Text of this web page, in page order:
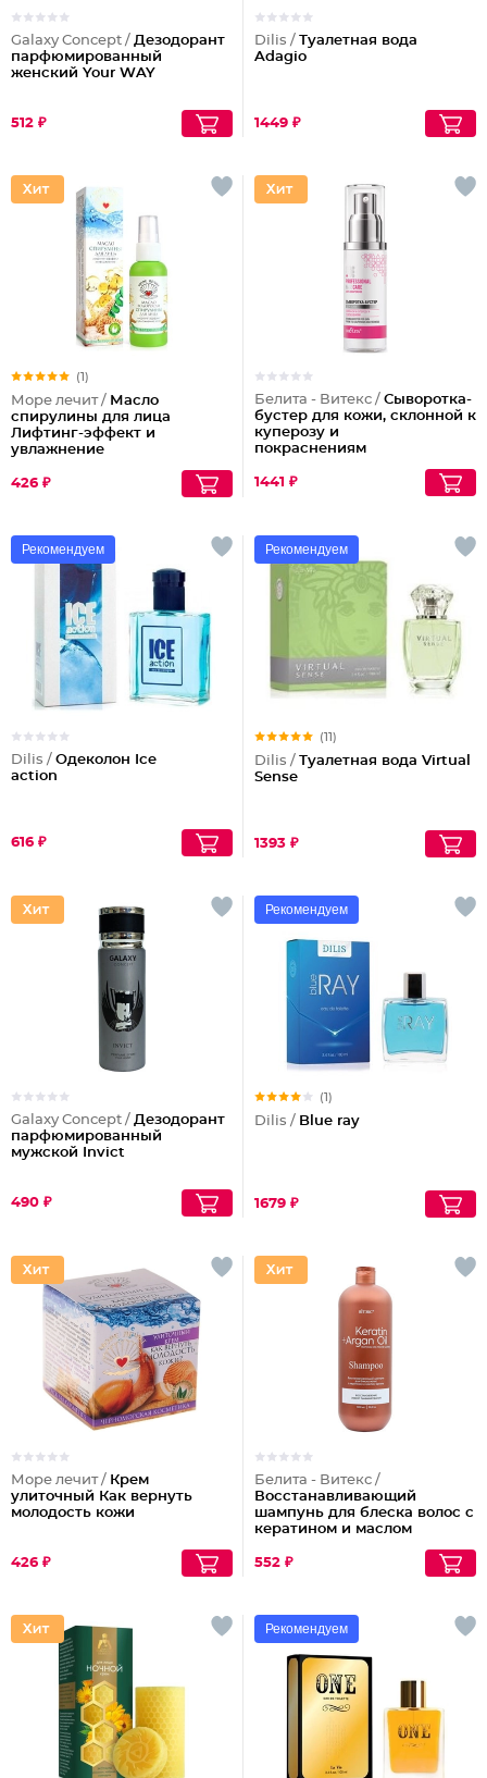
Galaxy Concept / Дезодорант
парфюмированный
женский Your WAY
512 ₽
Dilis / Туалетная вода
Adagio
1449 ₽
(1)
Море лечит / Масло
спирулины для лица
Лифтинг-эффект и
увлажнение
426 ₽
Белита - Витекс / Сыворотка-
бустер для кожи, склонной к
куперозу и
покраснениям
1441 ₽
Рекомендуем
Dilis / Одеколон Ice
action
616 ₽
Рекомендуем
(11)
Dilis / Туалетная вода Virtual
Sense
1393 ₽
Galaxy Concept / Дезодорант
парфюмированный
мужской Invict
490 ₽
Рекомендуем
(1)
Dilis / Blue ray
1679 ₽
Море лечит / Крем
улиточный Как вернуть
молодость кожи
426 ₽
Белита - Витекс /
Восстанавливающий
шампунь для блеска волос с
кератином и маслом
552 ₽
Рекомендуем